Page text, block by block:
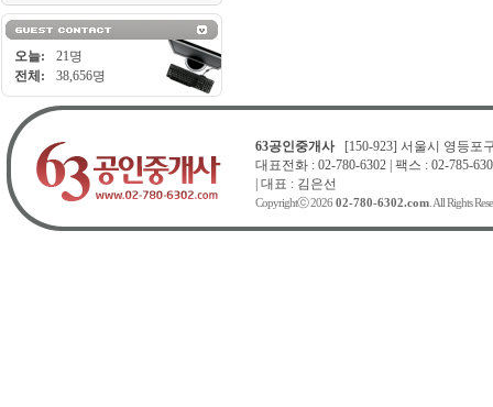
오늘:
21명
전체:
38,656명
63공인중개사[150-923] 서울시 영등포
대표전화 : 02-780-6302 | 팩스 : 02-785-
| 대표 : 김은선
Copyrightⓒ 2026 02-780-6302.com. All Rights